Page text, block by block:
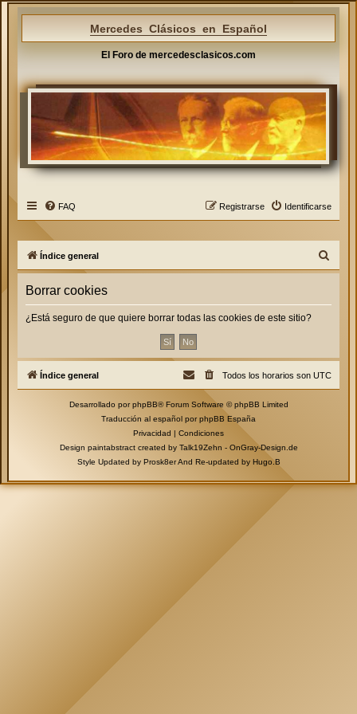
Mercedes Clásicos en Español
El Foro de mercedesclasicos.com
FAQ Identificarse
Registrarse
Índice general
u
Borrar cookies
¿Está seguro de que quiere borrar todas las cookies de este sitio?
Índice general Todos los horarios son UTC
Desarrollado porphpBB® Forum Software © phpBB Limited
Traducción al español porphpBB España
Privacidad | Condiciones
Design paintabstract created by Talk19Zehn - OnGray-Design.de
Style Updated by Prosk8erAnd Re-updated by Hugo.B